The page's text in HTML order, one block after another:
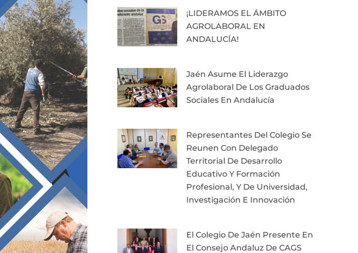
¡LIDERAMOS EL ÁMBITO
AGROLABORAL EN
ANDALUCÍA!
Jaén Asume El Liderazgo
Agrolaboral De Los Graduados
Sociales En Andalucía
Representantes Del Colegio Se
Reunen Con Delegado
Territorial De Desarrollo
Educativo Y Formación
Profesional, Y De Universidad,
Investigación E Innovación
El Colegio De Jaén Presente En
El Consejo Andaluz De CAGS